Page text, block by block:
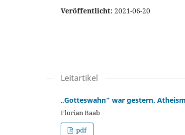
Veröffentlicht: 2021-06-20
Leitartikel
„Gotteswahn“ war gestern.
Florian Baab
pdf